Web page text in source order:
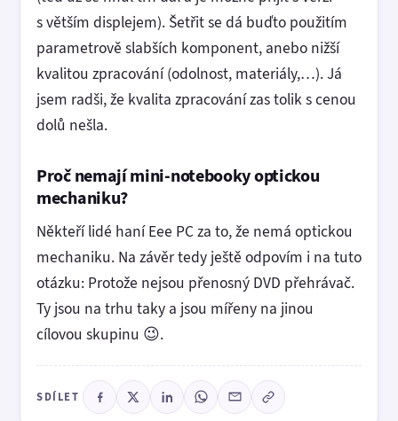
s větším displejem). Šetřit se dá buďto použitím
parametrově slabších komponent, anebo nižší
kvalitou zpracování (odolnost, materiály,…). Já
jsem radši, že kvalita zpracování zas tolik s cenou
dolů nešla.
Proč nemají mini-notebooky optickou
mechaniku?
Někteří lidé haní Eee PC za to, že nemá optickou
mechaniku. Na závěr tedy ještě odpovím i na tuto
otázku: Protože nejsou přenosný DVD přehrávač.
Ty jsou na trhu taky a jsou mířeny na jinou
cílovou skupinu 😉.
SDÍLET